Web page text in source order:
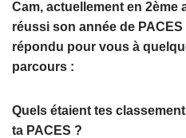
Cam, actuellement en 2ème
réussi son année de
répondu pour vous à
parcours :
Quels étaient tes
ta PACES ?